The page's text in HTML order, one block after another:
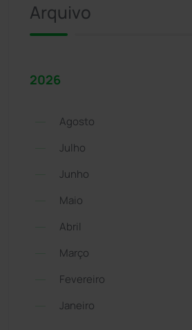
Arquivo
2026
Agosto
Julho
Junho
Maio
Abril
Março
Fevereiro
Janeiro